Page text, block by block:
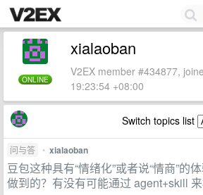
ONLINE
xialaoban
V2EX member #434877,
19:23:54 +08:00
Switch topics list
问与答 • xialaoban
豆包这种具有“情绪化”或者说“情商”的
做到的？有没有可能通过 agent+skill 来